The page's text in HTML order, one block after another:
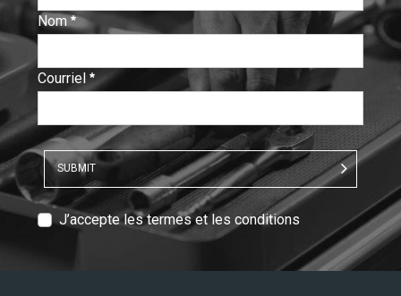
Nom
:
0/ 280
Courriel
:
0/ 280
SUBMIT
T
J’accepte les termes et les conditions